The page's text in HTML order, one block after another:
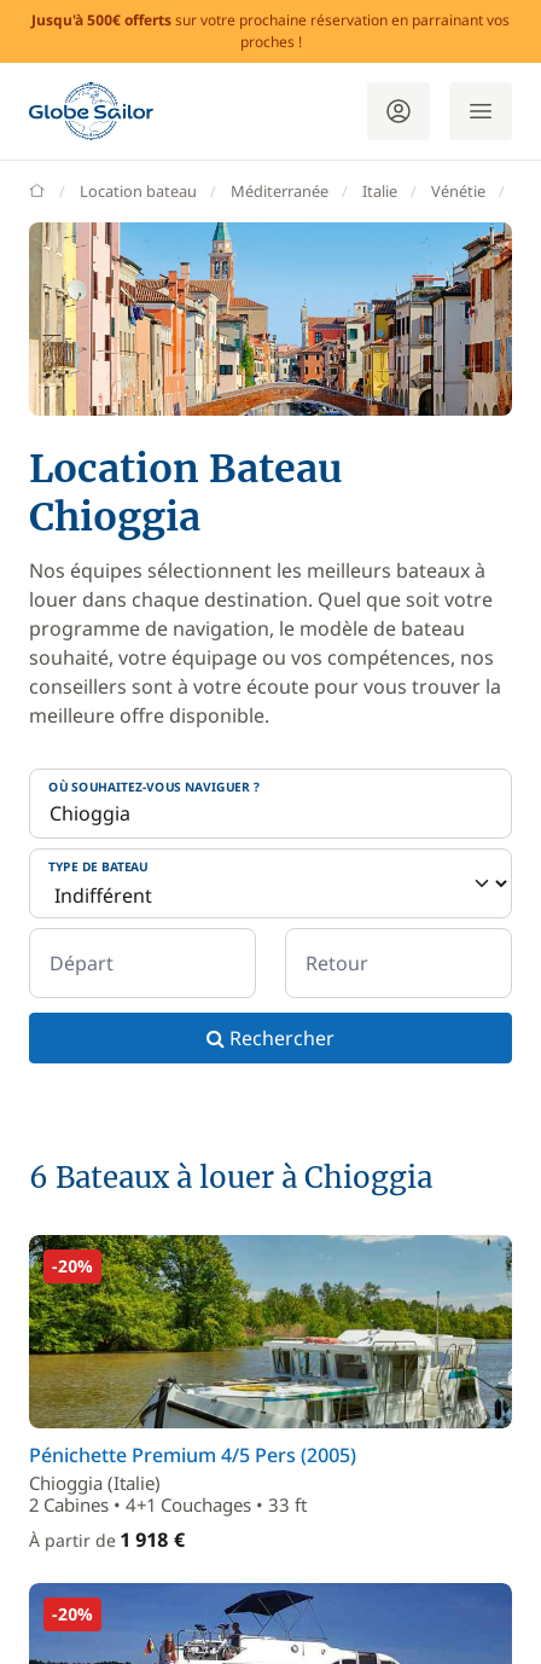
Jusqu'à 500€ offertssur votre prochaine réservation en parrainant vos
proches !
GlobeSailor
Location bateau Méditerranée Italie Vénétie
Location Bateau
Chioggia
Nos équipes sélectionnent les meilleurs bateaux à
louer dans chaque destination. Quel que soit votre
programme de navigation, le modèle de bateau
souhaité, votre équipage ou vos compétences, nos
conseillers sont à votre écoute pour vous trouver la
meilleure offre disponible.
OÙ SOUHAITEZ-VOUS NAVIGUER ?
TYPE DE BATEAU
Départ Retour
Rechercher
6 Bateaux à louer à Chioggia
-20%
Pénichette Premium 4/5 Pers (2005)
Chioggia (Italie)
2 Cabines • 4+1 Couchages • 33 ft
À partir de 1 918 €
-20%